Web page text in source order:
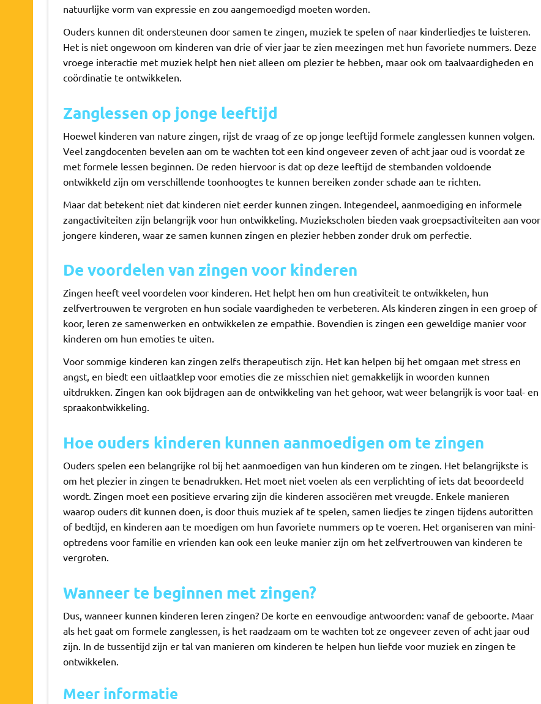
natuurlijke vorm van expressie en zou aangemoedigd moeten worden.
Ouders kunnen dit ondersteunen door samen te zingen, muziek te spelen of naar kinderliedjes te luisteren.
Het is niet ongewoon om kinderen van drie of vier jaar te zien meezingen met hun favoriete nummers. Deze
vroege interactie met muziek helpt hen niet alleen om plezier te hebben, maar ook om taalvaardigheden en
coördinatie te ontwikkelen.
Zanglessen op jonge leeftijd
Hoewel kinderen van nature zingen, rijst de vraag of ze op jonge leeftijd formele zanglessen kunnen volgen.
Veel zangdocenten bevelen aan om te wachten tot een kind ongeveer zeven of acht jaar oud is voordat ze
met formele lessen beginnen. De reden hiervoor is dat op deze leeftijd de stembanden voldoende
ontwikkeld zijn om verschillende toonhoogtes te kunnen bereiken zonder schade aan te richten.
Maar dat betekent niet dat kinderen niet eerder kunnen zingen. Integendeel, aanmoediging en informele
zangactiviteiten zijn belangrijk voor hun ontwikkeling. Muziekscholen bieden vaak groepsactiviteiten aan voor
jongere kinderen, waar ze samen kunnen zingen en plezier hebben zonder druk om perfectie.
De voordelen van zingen voor kinderen
Zingen heeft veel voordelen voor kinderen. Het helpt hen om hun creativiteit te ontwikkelen, hun
zelfvertrouwen te vergroten en hun sociale vaardigheden te verbeteren. Als kinderen zingen in een groep of
koor, leren ze samenwerken en ontwikkelen ze empathie. Bovendien is zingen een geweldige manier voor
kinderen om hun emoties te uiten.
Voor sommige kinderen kan zingen zelfs therapeutisch zijn. Het kan helpen bij het omgaan met stress en
angst, en biedt een uitlaatklep voor emoties die ze misschien niet gemakkelijk in woorden kunnen
uitdrukken. Zingen kan ook bijdragen aan de ontwikkeling van het gehoor, wat weer belangrijk is voor taal- en
spraakontwikkeling.
Hoe ouders kinderen kunnen aanmoedigen om te zingen
Ouders spelen een belangrijke rol bij het aanmoedigen van hun kinderen om te zingen. Het belangrijkste is
om het plezier in zingen te benadrukken. Het moet niet voelen als een verplichting of iets dat beoordeeld
wordt. Zingen moet een positieve ervaring zijn die kinderen associëren met vreugde. Enkele manieren
waarop ouders dit kunnen doen, is door thuis muziek af te spelen, samen liedjes te zingen tijdens autoritten
of bedtijd, en kinderen aan te moedigen om hun favoriete nummers op te voeren. Het organiseren van mini-
optredens voor familie en vrienden kan ook een leuke manier zijn om het zelfvertrouwen van kinderen te
vergroten.
Wanneer te beginnen met zingen?
Dus, wanneer kunnen kinderen leren zingen? De korte en eenvoudige antwoorden: vanaf de geboorte. Maar
als het gaat om formele zanglessen, is het raadzaam om te wachten tot ze ongeveer zeven of acht jaar oud
zijn. In de tussentijd zijn er tal van manieren om kinderen te helpen hun liefde voor muziek en zingen te
ontwikkelen.
Meer informatie